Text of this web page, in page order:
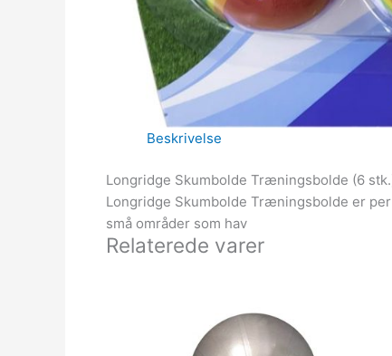
Beskrivelse
Longridge Skumbolde Træningsbolde (6
Longridge Skumbolde Træningsbolde er
små områder som hav
Relaterede varer